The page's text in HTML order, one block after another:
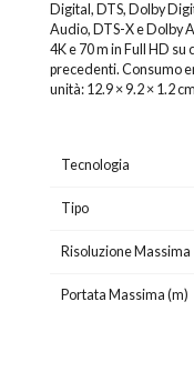
Digital, DTS, Dolby
Audio, DTS-X e Dolby
4K e 70 m in Full HD
precedenti. Consumo
unità: 12.9 × 9.2 × 1.2
Tecnologia
Tipo
Risoluzione Massima
Portata Massima (m)